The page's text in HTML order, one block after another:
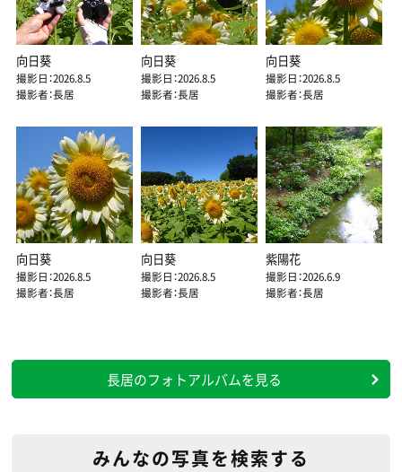
向日葵
撮影日：2026.8.5
撮影者：長居
向日葵
撮影日：2026.8.5
撮影者：長居
向日葵
撮影日：2026.8.5
撮影者：長居
向日葵
撮影日：2026.8.5
撮影者：長居
向日葵
撮影日：2026.8.5
撮影者：長居
紫陽花
撮影日：2026.6.9
撮影者：長居
長居のフォトアルバムを見る
みんなの写真を検索する